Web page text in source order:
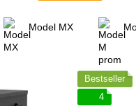
Model МX
Bestseller
4